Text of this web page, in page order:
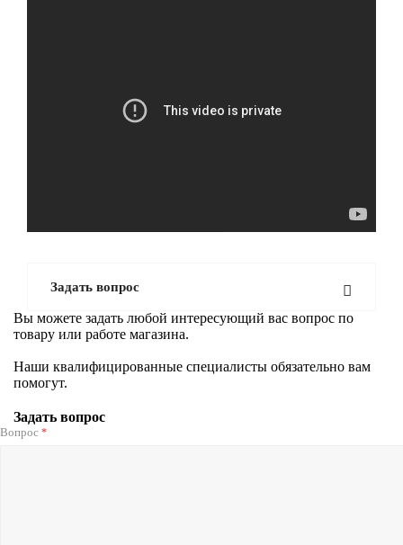
Задать вопрос
Вы можете задать любой интересующий вас вопрос по
товару или работе магазина.
Наши квалифицированные специалисты обязательно вам
помогут.
Задать вопрос
Вопрос *